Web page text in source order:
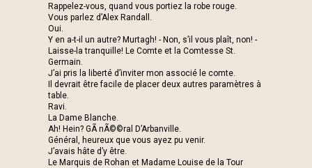
Rappelez-vous, quand vous portiez la robe rouge.
Vous parlez d’Alex Randall.
Oui.
Y en a-t-il un autre? Murtagh! - Non, s’il vous plaît, non! -
Laisse-la tranquille! Le Comte et la Comtesse St.
Germain.
J’ai pris la liberté d’inviter mon associé le comte.
Il devrait être facile de placer deux autres paramètres à
table.
Ravi.
La Dame Blanche.
Ah! Hein? GÃ nÃ©©ral D’Arbanville.
Général, heureux que vous ayez pu venir.
J’avais hâte d’y être.
Le Marquis de Rohan et Madame Louise de la Tour